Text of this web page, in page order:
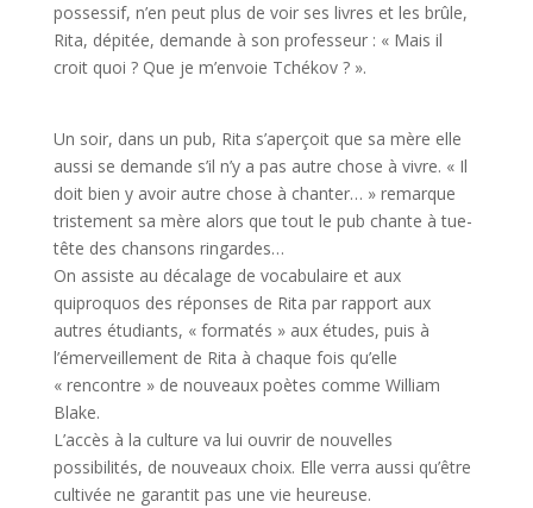
possessif, n’en peut plus de voir ses livres et les brûle,
Rita, dépitée, demande à son professeur : « Mais il
croit quoi ? Que je m’envoie Tchékov ? ».
Un soir, dans un pub, Rita s’aperçoit que sa mère elle
aussi se demande s’il n’y a pas autre chose à vivre. « Il
doit bien y avoir autre chose à chanter… » remarque
tristement sa mère alors que tout le pub chante à tue-
tête des chansons ringardes…
On assiste au décalage de vocabulaire et aux
quiproquos des réponses de Rita par rapport aux
autres étudiants, « formatés » aux études, puis à
l’émerveillement de Rita à chaque fois qu’elle
« rencontre » de nouveaux poètes comme William
Blake.
L’accès à la culture va lui ouvrir de nouvelles
possibilités, de nouveaux choix. Elle verra aussi qu’être
cultivée ne garantit pas une vie heureuse.